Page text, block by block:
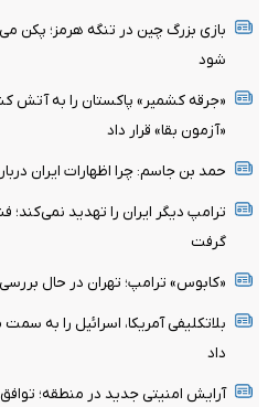
بازی بزرگ چین در تنگه هرمز؛ پکن
شود
«جرقه کشمیر» پاکستان را به آتش
«آزمون بقا» قرار داد
حمد بن جاسم: چرا اظهارات ایران
ترامپ دیگر ایران را تهدید نمی‌کند؛
گرفت
«کابوس» ترامپ؛ تهران در حال
بلاتکلیفی آمریکا، اسرائیل را به
داد
آرایش امنیتی جدید در منطقه؛ توافق